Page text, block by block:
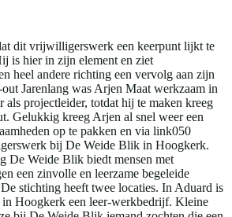
dit vrijwilligerswerk een keerpunt lijkt te
is hier in zijn element en ziet
heel andere richting een vervolg aan zijn
Jarenlang was Arjen Maat werkzaam in
als projectleider, totdat hij te maken kreeg
Gelukkig kreeg Arjen al snel weer een
op te pakken en via link050
bij De Weide Blik in Hoogkerk.
De Weide Blik biedt mensen met
een zinvolle en leerzame begeleide
stichting heeft twee locaties. In Aduard is
in Hoogkerk een leer-werkbedrijf. Kleine